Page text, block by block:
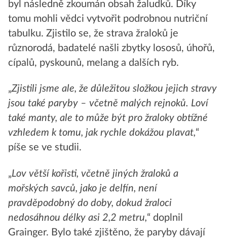
byl následně zkoumán obsah žaludků. Díky
tomu mohli vědci vytvořit podrobnou nutriční
tabulku. Zjistilo se, že strava žraloků je
různorodá, badatelé našli zbytky lososů, úhořů,
cípalů, pyskounů, melang a dalších ryb.
„Zjistili jsme ale, že důležitou složkou jejich stravy
jsou také paryby – včetně malých rejnoků. Loví
také manty, ale to může být pro žraloky obtížné
vzhledem k tomu, jak rychle dokážou plavat,“
píše se ve studii.
„Lov větší kořisti, včetně jiných žraloků a
mořských savců, jako je delfín, není
pravděpodobný do doby, dokud žraloci
nedosáhnou délky asi 2,2 metru,“ doplnil
Grainger. Bylo také zjištěno, že paryby dávají